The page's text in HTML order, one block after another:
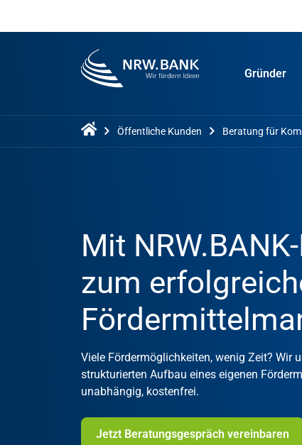
Gründer
Öffentliche Kunden Beratung für
Mit
zum
Viele Fördermöglichkeiten, wenig Zeit? Wir
strukturierten Aufbau eines eigenen
unabhängig, kostenfrei.
Jetzt Beratungsgespräch vereinbaren